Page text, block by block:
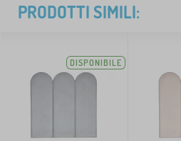
PRODOTTI SIMILI:
DISPONIBILE